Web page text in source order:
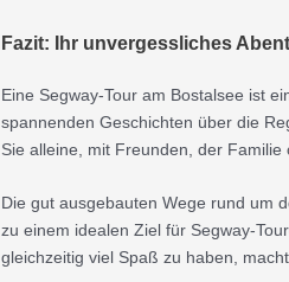
Fazit: Ihr unvergessliches
Eine Segway-Tour am Bostalsee ist
spannenden Geschichten über die
Sie alleine, mit Freunden, der
Die gut ausgebauten Wege rund um
zu einem idealen Ziel für Segway-
gleichzeitig viel Spaß zu haben,